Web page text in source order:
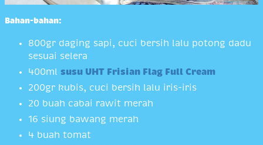
Bahan-bahan:
800gr daging sapi, cuci bersih lalu potong dadu
sesuai selera
400ml susu UHT Frisian Flag Full Cream
200gr kubis, cuci bersih lalu iris-iris
20 buah cabai rawit merah
16 siung bawang merah
4 buah tomat